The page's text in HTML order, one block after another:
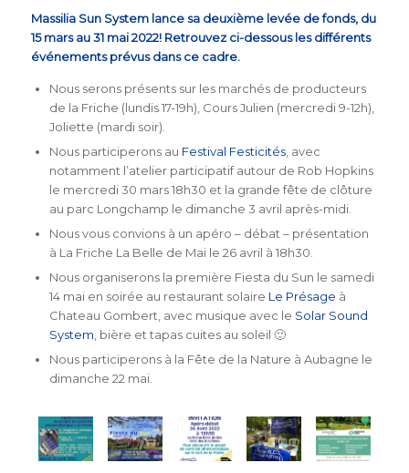
Massilia Sun System lance sa deuxième levée de fonds, du
15 mars au 31 mai 2022! Retrouvez ci-dessous les différents
événements prévus dans ce cadre.
Nous serons présents sur les marchés de producteurs
de la Friche (lundis 17-19h), Cours Julien (mercredi 9-12h),
Joliette (mardi soir).
Nous participerons au Festival Festicités, avec
notamment l’atelier participatif autour de Rob Hopkins
le mercredi 30 mars 18h30 et la grande fête de clôture
au parc Longchamp le dimanche 3 avril après-midi.
Nous vous convions à un apéro – débat – présentation
à La Friche La Belle de Mai le 26 avril à 18h30.
Nous organiserons la première Fiesta du Sun le samedi
14 mai en soirée au restaurant solaire Le Présage à
Chateau Gombert, avec musique avec le Solar Sound
System , bière et tapas cuites au soleil 🙂
Nous participerons à la Fête de la Nature à Aubagne le
dimanche 22 mai.